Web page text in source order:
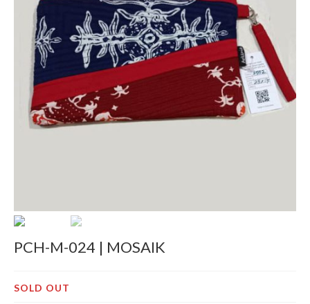
Gift Set
Decor
Pre-Cut
Jurnal
PCH-M-024 | MOSAIK
SOLD OUT